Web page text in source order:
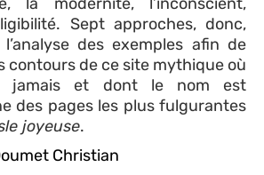
Sept approches, donc,
des exemples afin de
contours de ce site mythique où
jamais et dont le nom est
des pages les plus fulgurantes
joyeuse.
Christian